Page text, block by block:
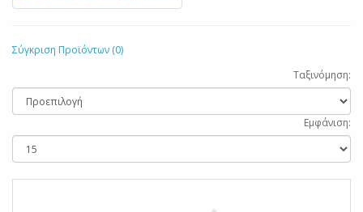
Σύγκριση Προϊόντων (0)
Ταξινόμηση:
Εμφάνιση: